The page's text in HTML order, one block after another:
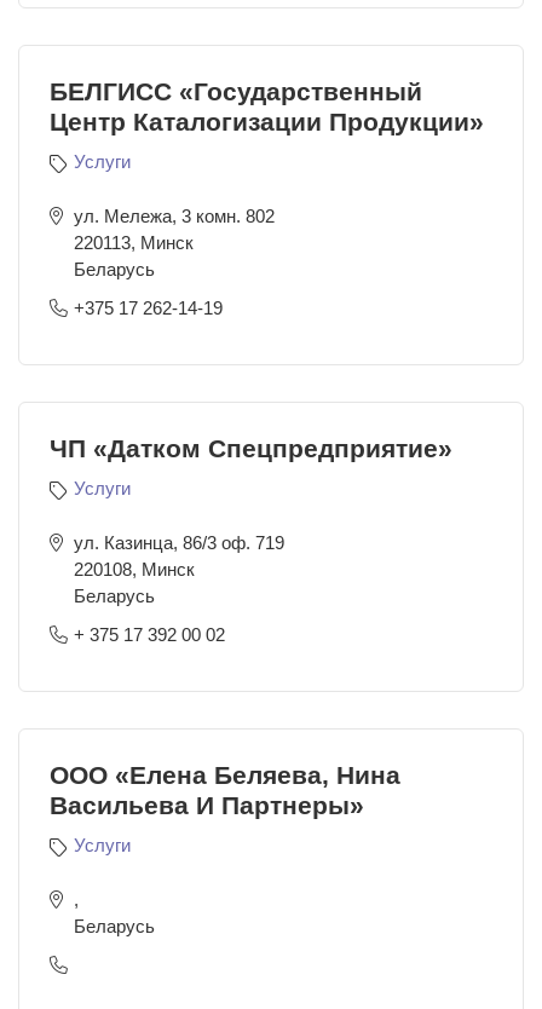
БЕЛГИСС «Государственный
Центр Каталогизации Продукции»
Услуги
ул. Мележа, 3 комн. 802
220113, Минск
Беларусь
+375 17 262-14-19
ЧП «Датком Спецпредприятие»
Услуги
ул. Казинца, 86/3 оф. 719
220108, Минск
Беларусь
+ 375 17 392 00 02
ООО «Елена Беляева, Нина
Васильева И Партнеры»
Услуги
,
Беларусь